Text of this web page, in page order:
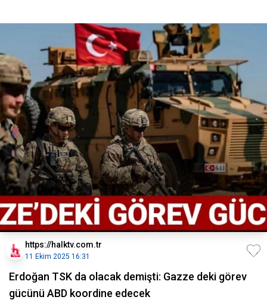
https://halktv.com.tr
11 Ekim 2025 16:31
Erdoğan TSK da olacak demişti: Gazze deki görev
gücünü ABD koordine edecek